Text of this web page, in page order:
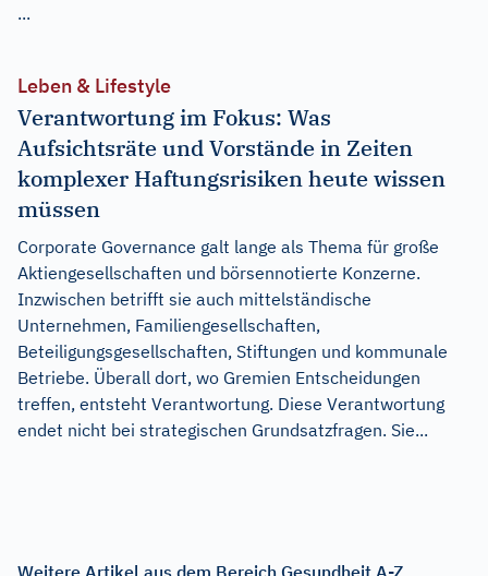
...
Leben & Lifestyle
Verantwortung im Fokus: Was
Aufsichtsräte und Vorstände in Zeiten
komplexer Haftungsrisiken heute wissen
müssen
Corporate Governance galt lange als Thema für große
Aktiengesellschaften und börsennotierte Konzerne.
Inzwischen betrifft sie auch mittelständische
Unternehmen, Familiengesellschaften,
Beteiligungsgesellschaften, Stiftungen und kommunale
Betriebe. Überall dort, wo Gremien Entscheidungen
treffen, entsteht Verantwortung. Diese Verantwortung
endet nicht bei strategischen Grundsatzfragen. Sie...
Weitere Artikel aus dem Bereich Gesundheit A-Z